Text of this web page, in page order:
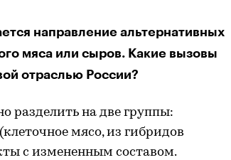
направление альтернативных
мяса или сыров. Какие вызовы
отраслью России?
разделить на две группы:
мясо, из гибридов
с измененным составом.